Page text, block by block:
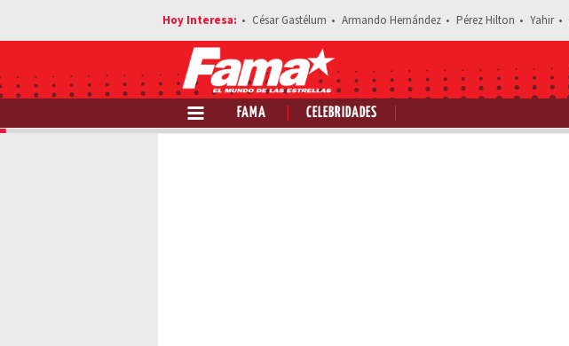
César Gastélum Armando Hernández Pérez Hilton Yahir
FAMA CELEBRIDADES